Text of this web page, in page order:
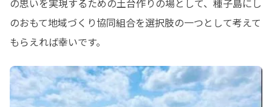
の思いを実現するための土台作りの場として、種子島にし
のおもて地域づくり協同組合を選択肢の一つとして考えて
もらえれば幸いです。